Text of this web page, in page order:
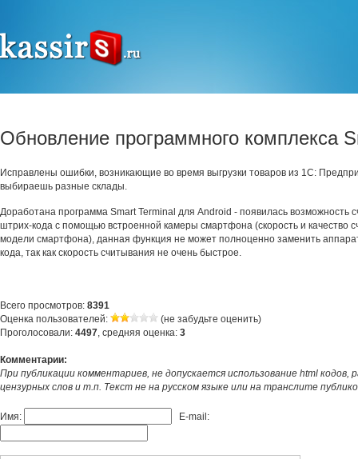
Обновление программного комплекса
Исправлены ошибки, возникающие во время выгрузки товаров из 1С:
выбираешь разные склады.
Доработана программа Smart Terminal для Android - появилась возможность
штрих-кода с помощью встроенной камеры смартфона (скорость и качество
модели смартфона), данная функция не может полноценно заменить
кода, так как скорость считывания не очень быстрое.
Всего просмотров: 8391
Оценка пользователей:
(не забудьте оценить)
Проголосовали: 4497, средняя оценка: 3
Комментарии:
При публикации комментариев, не допускается использование html кодов,
цензурных слов и т.п. Текст не на русском языке или на транслите
Имя: E-mail: